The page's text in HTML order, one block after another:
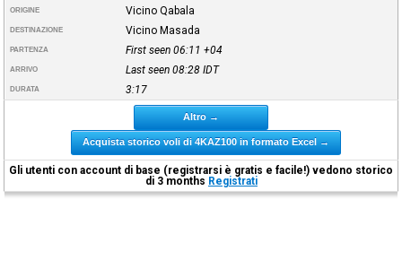
ORIGINE Vicino Qabala
DESTINAZIONE Vicino Masada
PARTENZA First seen 06:11 +04
ARRIVO Last seen 08:28 IDT
DURATA 3:17
Altro →
Acquista storico voli di 4KAZ100 in formato Excel →
Gli utenti con account di base (registrarsi è gratis e facile!) vedono storico
di 3 months Registrati